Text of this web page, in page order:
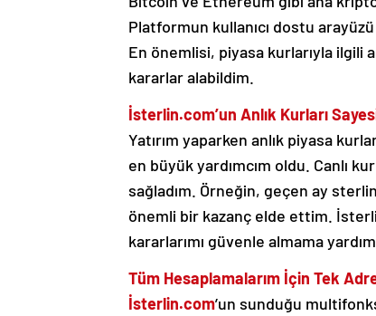
Platformun kullanıcı dostu
En önemlisi, piyasa kurlarıyla ilgili
kararlar alabildim.
İsterlin.com’un Anlık Kurları
Yatırım yaparken anlık piyasa
en büyük yardımcım oldu. Canlı
sağladım. Örneğin, geçen ay
önemli bir kazanç elde ettim.
kararlarımı güvenle almama
Tüm Hesaplamalarım İçin Tek
İsterlin.com’un sunduğu